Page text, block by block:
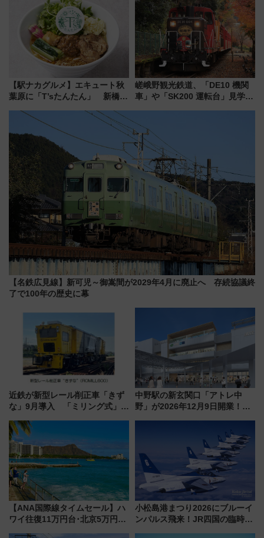
混雑に要注意、その理由は
【駅ナカグルメ】エキュート秋
葉原に「T’sたんたん」 新橋に
饅」、オムライス専門店「肉と
たまご」新グルメ続々登場！
【2026年8月】
嵯峨野観光鉄道、「DE10 機関
車」や「SK200 運転台」見学ツ
うかも 参加方法やスケジュール
をご紹介
【名鉄広見線】新可児～御嵩間が2029年4月に廃止へ 存続協議終
了で100年の歴史に幕
近鉄が新型レール削正車「きず
な」9月導入 「ミリング式」採
化！安全性や乗り心地の向上に
貢献するだけでなく、全線区で
活躍するための仕組みも
中野駅の新玄関口「アトレ中
野」が2026年12月9日開業！新
【ANA国際線タイムセール】ハ
ワイ往復11万円台･北京5万円台
小松島港まつり2026にブルーイ
ンパルス飛来！JR四国の臨時ダ